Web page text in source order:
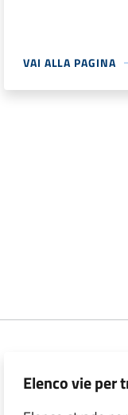
VAI ALLA PAGINA
Elenco vie per